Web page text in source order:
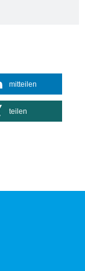
mitteilen
teilen